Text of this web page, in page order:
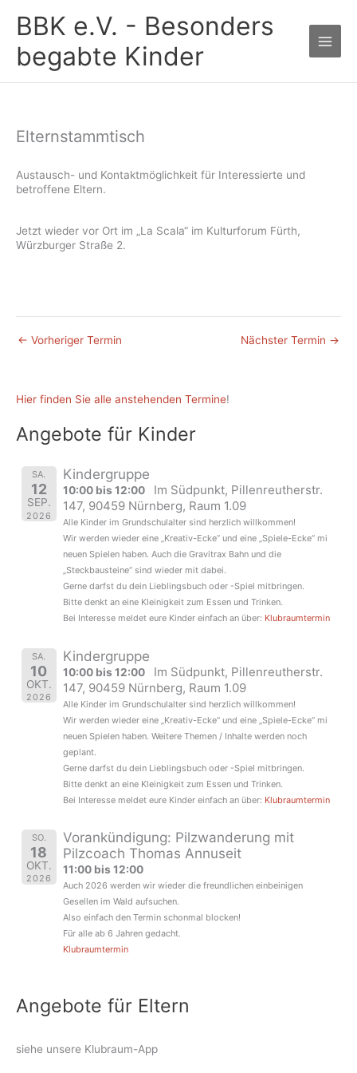
Inhalt
springen
BBK e.V. - Besonders
begabte Kinder
Elternstammtisch
Austausch- und Kontaktmöglichkeit für Interessierte und
betroffene Eltern.
Jetzt wieder vor Ort im „La Scala“ im Kulturforum Fürth,
Würzburger Straße 2.
← Vorheriger Termin Nächster Termin →
Hier finden Sie alle anstehenden Termine!
Angebote für Kinder
SA.
12
SEP.
2026
Kindergruppe
10:00 bis 12:00
Im Südpunkt, Pillenreutherstr.
147, 90459 Nürnberg, Raum 1.09
Alle Kinder im Grundschulalter sind herzlich willkommen!
Wir werden wieder eine „Kreativ-Ecke“ und eine „Spiele-Ecke“ mi
neuen Spielen haben. Auch die Gravitrax Bahn und die
„Steckbausteine“ sind wieder mit dabei.
Gerne darfst du dein Lieblingsbuch oder -Spiel mitbringen.
Bitte denkt an eine Kleinigkeit zum Essen und Trinken.
Bei Interesse meldet eure Kinder einfach an über: Klubraumtermin
SA.
10
OKT.
2026
Kindergruppe
10:00 bis 12:00
Im Südpunkt, Pillenreutherstr.
147, 90459 Nürnberg, Raum 1.09
Alle Kinder im Grundschulalter sind herzlich willkommen!
Wir werden wieder eine „Kreativ-Ecke“ und eine „Spiele-Ecke“ mi
neuen Spielen haben. Weitere Themen / Inhalte werden noch
geplant.
Gerne darfst du dein Lieblingsbuch oder -Spiel mitbringen.
Bitte denkt an eine Kleinigkeit zum Essen und Trinken.
Bei Interesse meldet eure Kinder einfach an über: Klubraumtermin
SO.
18
OKT.
2026
Vorankündigung: Pilzwanderung mit
Pilzcoach Thomas Annuseit
11:00 bis 12:00
Auch 2026 werden wir wieder die freundlichen einbeinigen
Gesellen im Wald aufsuchen.
Also einfach den Termin schonmal blocken!
Für alle ab 6 Jahren gedacht.
Klubraumtermin
Angebote für Eltern
siehe unsere Klubraum-App